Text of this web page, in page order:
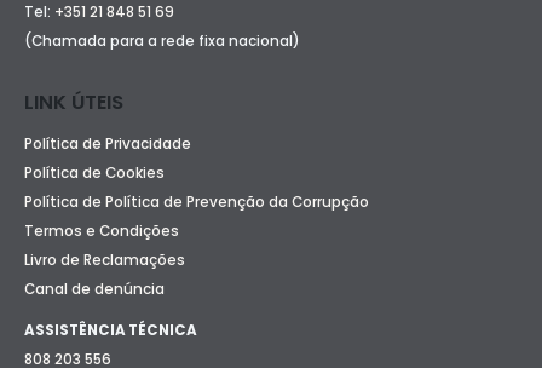
Tel: +351 21 848 51 69
(Chamada para a rede fixa nacional)
LINK ÚTEIS
Política de Privacidade
Política de Cookies
Política de Política de Prevenção da Corrupção
Termos e Condições
Livro de Reclamações
Canal de denúncia
ASSISTÊNCIA TÉCNICA
808 203 556